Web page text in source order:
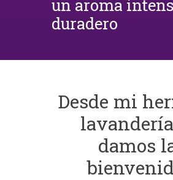
un aroma
duradero
Desde mi
damos